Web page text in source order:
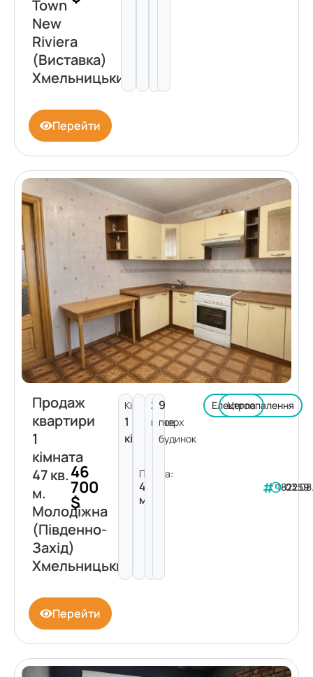
Town
New
Riviera
(Виставка)
Хмельницький
Перейти
Продаж
квартири
1
кімната
47 кв.
м.
Молодіжна
(Південно-
Захід)
Хмельницький
46
700
$
Кімнат:
1
кімната
Площа:
47
м²
2
поверх
9
пов.
будинок
Електроопалення
Цегла
182259
Перейти